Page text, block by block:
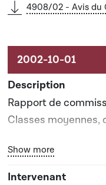
4908/02 - Avis du
Rapport de
Classes moyennes,
Rapporteur(s) :
Bouton
Show more